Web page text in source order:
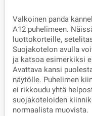
Valkoinen panda
A12 puhelimeen.
luottokorteille,
Suojakotelon avulla
ja katsoa esimerkiksi
Avattava kansi
näytölle. Puhelimen
ei rikkoudu yhtä
suojakoteloiden
normaalista muovista.